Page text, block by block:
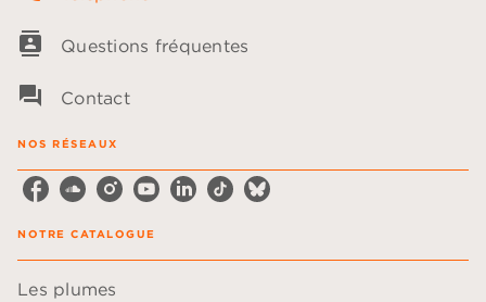
contacts Questions fréquentes
question_answer Contact
NOS RÉSEAUX
NOTRE CATALOGUE
Les plumes